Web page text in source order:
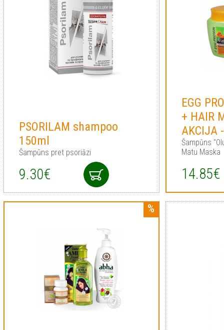
PSORILAM shampoo
150ml
Šampūns pret psoriāzi
9.30€
EGG
+ HAIR
AKCIJA
Šampūns
Matu Maska
14.85€